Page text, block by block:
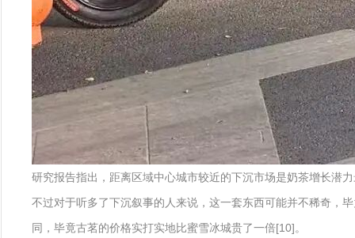
研究报告指出，距离区域中心城市较近的下沉市场是奶茶增长潜
不过对于听多了下沉叙事的人来说，这一套东西可能并不稀奇，
同，毕竟古茗的价格实打实地比蜜雪冰城贵了一倍[10]。